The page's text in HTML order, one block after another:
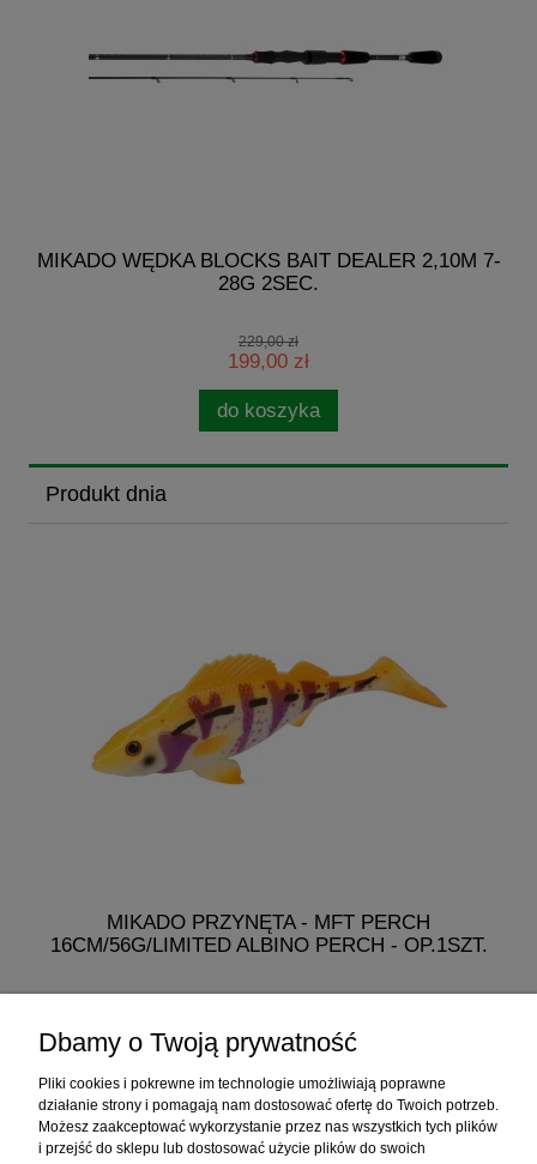
MIKADO WĘDKA BLOCKS BAIT DEALER 2,10M 7-
28G 2SEC.
229,00 zł
199,00 zł
do koszyka
Produkt dnia
MIKADO PRZYNĘTA - MFT PERCH
16CM/56G/LIMITED ALBINO PERCH - OP.1SZT.
do koszyka
Dbamy o Twoją prywatność
Pliki cookies i pokrewne im technologie umożliwiają poprawne
działanie strony i pomagają nam dostosować ofertę do Twoich potrzeb.
Możesz zaakceptować wykorzystanie przez nas wszystkich tych plików
i przejść do sklepu lub dostosować użycie plików do swoich